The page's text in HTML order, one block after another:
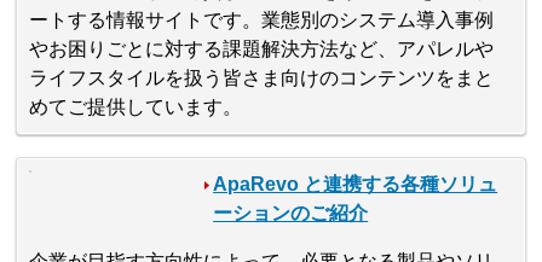
ートする情報サイトです。業態別のシステム導入事例
やお困りごとに対する課題解決方法など、アパレルや
ライフスタイルを扱う皆さま向けのコンテンツをまと
めてご提供しています。
ApaRevo と連携する各種ソリュ
ーションのご紹介